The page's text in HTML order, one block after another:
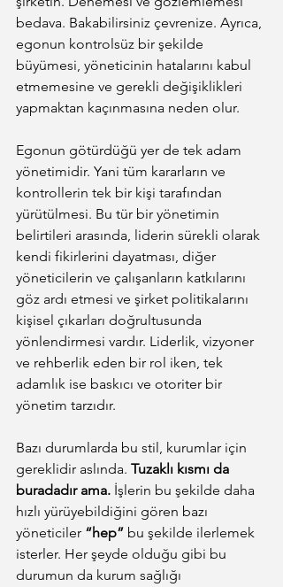
bedava. Bakabilirsiniz çevrenize. Ayrıca,
egonun kontrolsüz bir şekilde
büyümesi, yöneticinin hatalarını kabul
etmemesine ve gerekli değişiklikleri
yapmaktan kaçınmasına neden olur.
Egonun götürdüğü yer de tek adam
yönetimidir. Yani tüm kararların ve
kontrollerin tek bir kişi tarafından
yürütülmesi. Bu tür bir yönetimin
belirtileri arasında, liderin sürekli olarak
kendi fikirlerini dayatması, diğer
yöneticilerin ve çalışanların katkılarını
göz ardı etmesi ve şirket politikalarını
kişisel çıkarları doğrultusunda
yönlendirmesi vardır. Liderlik, vizyoner
ve rehberlik eden bir rol iken, tek
adamlık ise baskıcı ve otoriter bir
yönetim tarzıdır.
Bazı durumlarda bu stil, kurumlar için
gereklidir aslında. Tuzaklı kısmı da
buradadır ama. İşlerin bu şekilde daha
hızlı yürüyebildiğini gören bazı
yöneticiler “hep” bu şekilde ilerlemek
isterler. Her şeyde olduğu gibi bu
durumun da kurum sağlığı